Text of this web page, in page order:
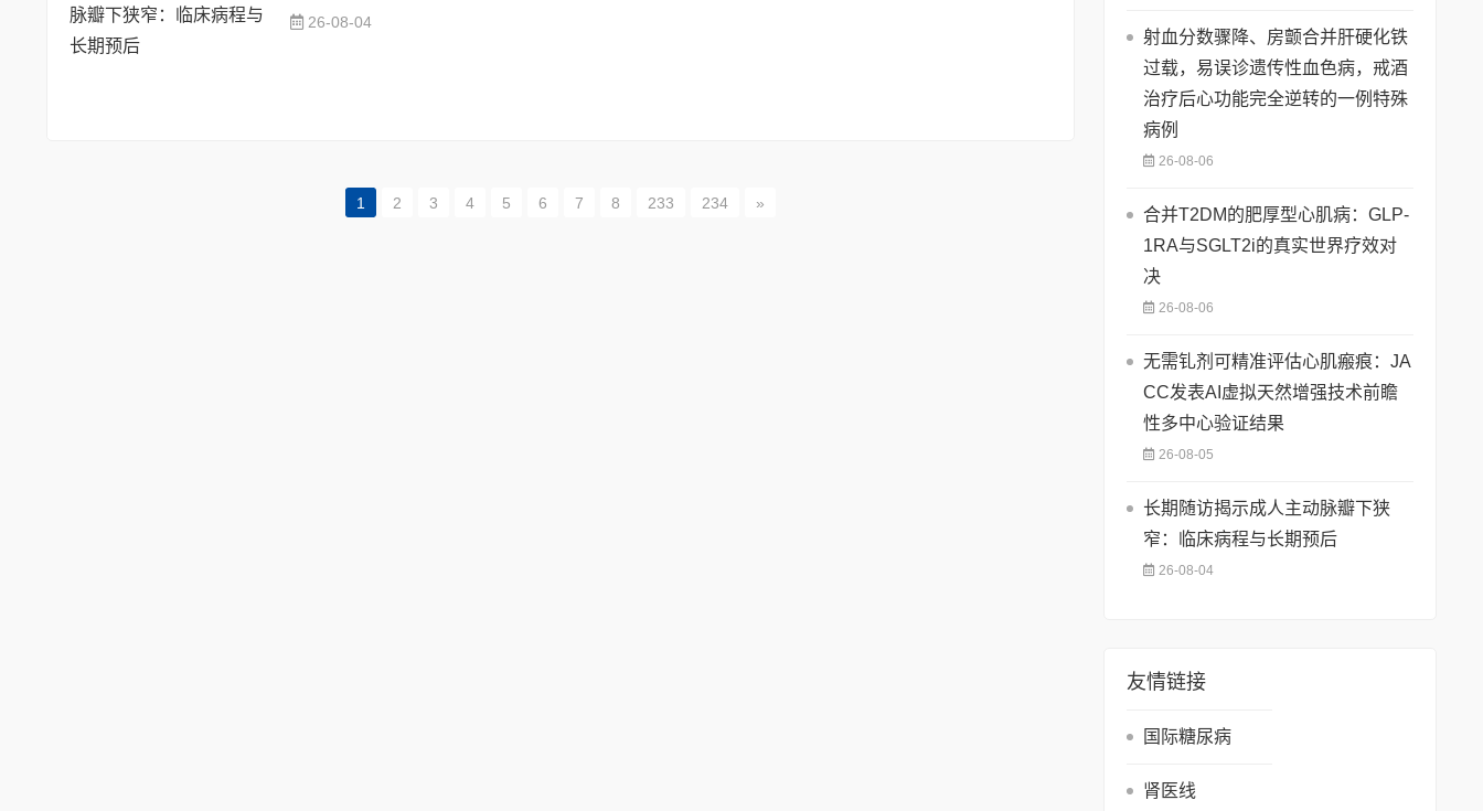
26-08-04
1 2 3 4 5 6 7 8 233 234 »
射血分数骤降、房颤合并肝硬化铁
过载，易误诊遗传性血色病，戒酒
治疗后心功能完全逆转的一例特殊
病例
26-08-06
合并T2DM的肥厚型心肌病：GLP-
1RA与SGLT2i的真实世界疗效对
决
26-08-06
无需钆剂可精准评估心肌瘢痕：JA
CC发表AI虚拟天然增强技术前瞻
性多中心验证结果
26-08-05
长期随访揭示成人主动脉瓣下狭
窄：临床病程与长期预后
26-08-04
友情链接
国际糖尿病
肾医线